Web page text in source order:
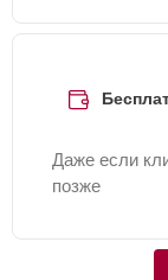
Даже если
позже